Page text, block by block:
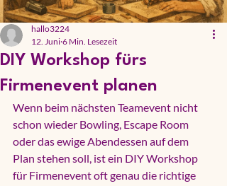
DIY Workshop fürs
Firmenevent planen
hallo3224
12. Juni 6 Min. Lesezeit
Wenn beim nächsten Teamevent nicht
schon wieder Bowling, Escape Room
oder das ewige Abendessen auf dem
Plan stehen soll, ist ein DIY Workshop
für Firmenevent oft genau die richtige